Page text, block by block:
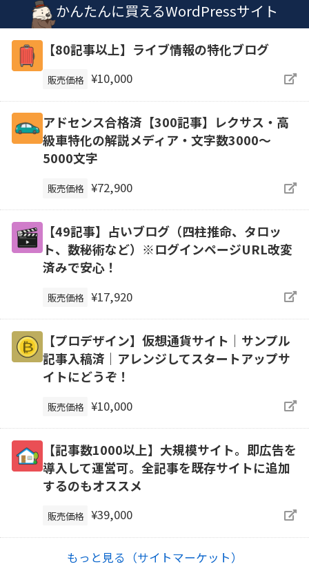
かんたんに買えるWordPressサイト
【80記事以上】ライブ情報の特化ブログ
販売価格 ¥10,000
アドセンス合格済【300記事】レクサス・高
級車特化の解説メディア・文字数3000～
5000文字
販売価格 ¥72,900
【49記事】占いブログ（四柱推命、タロッ
ト、数秘術など）※ログインページURL改変
済みで安心！
販売価格 ¥17,920
【プロデザイン】仮想通貨サイト｜サンプル
記事入稿済｜アレンジしてスタートアップサ
イトにどうぞ！
販売価格 ¥10,000
【記事数1000以上】大規模サイト。即広告を
導入して運営可。全記事を既存サイトに追加
するのもオススメ
販売価格 ¥39,000
もっと見る（サイトマーケット）